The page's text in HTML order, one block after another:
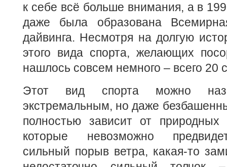
к себе всё больше внимания, а в
даже была образована
дайвинга. Несмотря на долгую
этого вида спорта, желающих
нашлось совсем немного – всего 20
Этот вид спорта можно
экстремальным, но даже
полностью зависит от
которые невозможно
сильный порыв ветра, какая-то